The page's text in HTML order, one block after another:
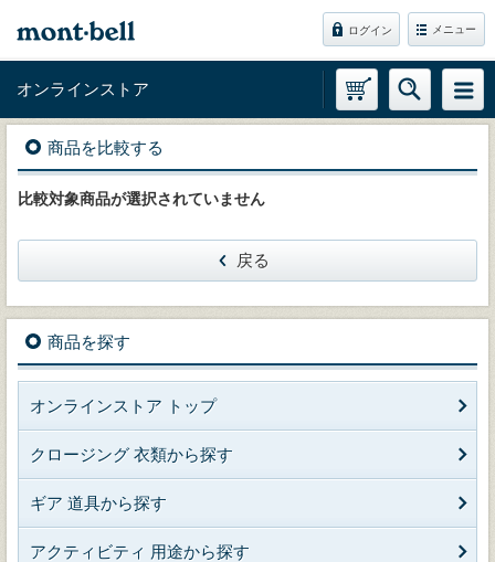
ログイン メニュー
オンラインストア
商品を比較する
比較対象商品が選択されていません
戻る
商品を探す
オンラインストア トップ
クロージング 衣類から探す
ギア 道具から探す
アクティビティ 用途から探す